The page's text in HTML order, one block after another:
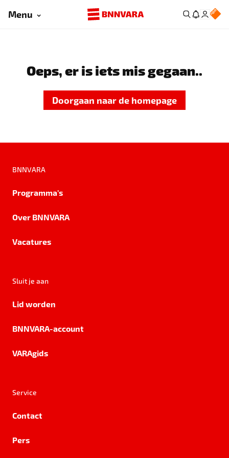
Menu
Oeps, er is iets mis gegaan..
Doorgaan naar de homepage
BNNVARA
Programma's
Over BNNVARA
Vacatures
Sluit je aan
Lid worden
BNNVARA-account
VARAgids
Service
Contact
Pers